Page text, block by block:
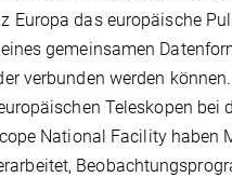
das europäische
gemeinsamen
verbunden werden
Teleskopen bei
National Facility haben